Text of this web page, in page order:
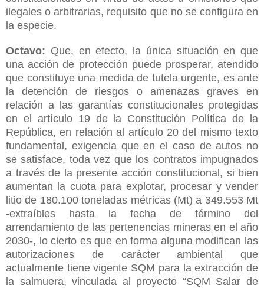
ilegales o arbitrarias, requisito que no se configura en
la especie.
Octavo: Que, en efecto, la única situación en que
una acción de protección puede prosperar, atendido
que constituye una medida de tutela urgente, es ante
la detención de riesgos o amenazas graves en
relación a las garantías constitucionales protegidas
en el artículo 19 de la Constitución Política de la
República, en relación al artículo 20 del mismo texto
fundamental, exigencia que en el caso de autos no
se satisface, toda vez que los contratos impugnados
a través de la presente acción constitucional, si bien
aumentan la cuota para explotar, procesar y vender
litio de 180.100 toneladas métricas (Mt) a 349.553 Mt
-extraíbles hasta la fecha de término del
arrendamiento de las pertenencias mineras en el año
2030-, lo cierto es que en forma alguna modifican las
autorizaciones de carácter ambiental que
actualmente tiene vigente SQM para la extracción de
la salmuera, vinculada al proyecto “SQM Salar de